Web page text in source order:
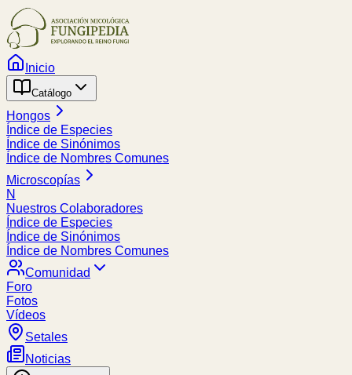
Inicio
Catálogo
Hongos
Índice de Especies
Índice de Sinónimos
Índice de Nombres Comunes
Microscopías
N
Nuestros Colaboradores
Índice de Especies
Índice de Sinónimos
Índice de Nombres Comunes
Comunidad
Foro
Fotos
Vídeos
Setales
Noticias